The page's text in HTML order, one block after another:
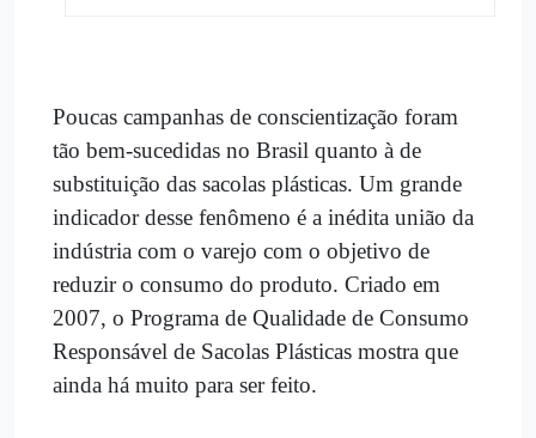
Poucas campanhas de conscientização foram
tão bem-sucedidas no Brasil quanto à de
substituição das sacolas plásticas. Um grande
indicador desse fenômeno é a inédita união da
indústria com o varejo com o objetivo de
reduzir o consumo do produto. Criado em
2007, o Programa de Qualidade de Consumo
Responsável de Sacolas Plásticas mostra que
ainda há muito para ser feito.